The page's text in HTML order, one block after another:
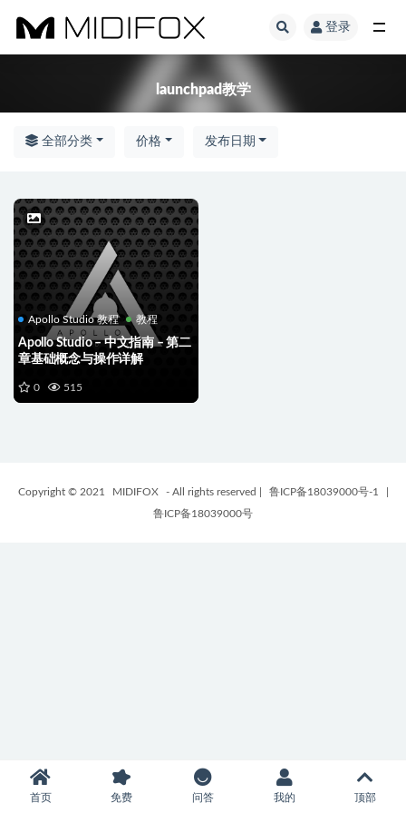
登录
launchpad教学
全部分类 价格 发布日期
Apollo Studio 教程 教程
Apollo Studio – 中文指南 – 第二
章基础概念与操作详解
0 515
Copyright © 2021 MIDIFOX - All rights reserved 鲁ICP备18039000号-1
鲁ICP备18039000号
首页 免费 问答 我的 顶部